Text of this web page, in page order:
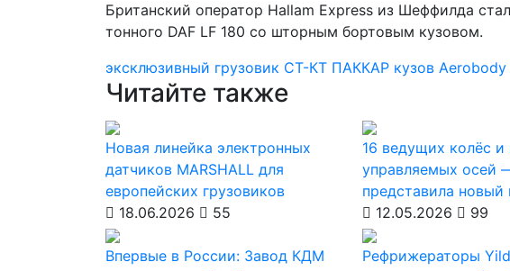
Британский оператор Hallam Express из Шеффилда
тонного DAF LF 180 со шторным бортовым кузовом.
эксклюзивный грузовик СТ-КТ ПАККАР кузов Aerobody
Читайте также
Новая линейка электронных
датчиков MARSHALL для
европейских грузовиков
18.06.2026
55
16 ведущих колёс и
управляемых осей
представила новый
12.05.2026
99
Впервые в России: Завод КДМ
Рефрижераторы